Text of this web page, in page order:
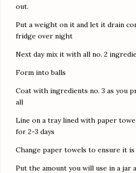
out.
Put a weight on it and let it drain
fridge over night
Next day mix it with all no. 2
Form into balls
Coat with ingredients no. 3 as you
all
Line on a tray lined with paper
for 2-3 days
Change paper towels to ensure it
Put the amount you will use in a jar